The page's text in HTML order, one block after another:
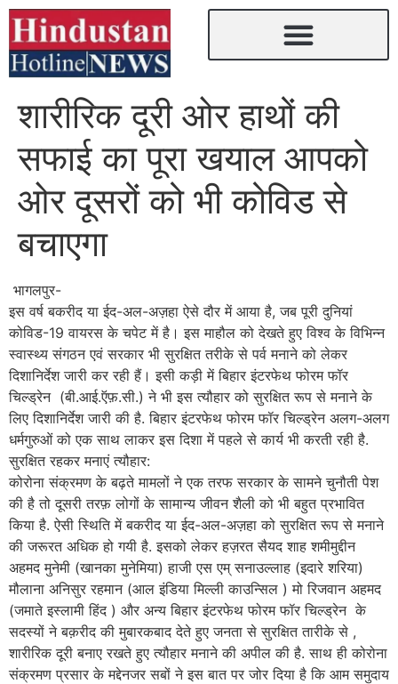
शारीरिक दूरी ओर हाथों की
सफाई का पूरा खयाल आपको
ओर दूसरों को भी कोविड से
बचाएगा
भागलपुर-
इस वर्ष बकरीद या ईद-अल-अज़हा ऐसे दौर में आया है, जब पूरी दुनियां
कोविड-19 वायरस के चपेट में है। इस माहौल को देखते हुए विश्व के विभिन्न
स्वास्थ्य संगठन एवं सरकार भी सुरक्षित तरीके से पर्व मनाने को लेकर
दिशानिर्देश जारी कर रही हैं। इसी कड़ी में बिहार इंटरफेथ फोरम फॉर
चिल्ड्रेन (बी.आई.ऍफ़.सी.) ने भी इस त्यौहार को सुरक्षित रूप से मनाने के
लिए दिशानिर्देश जारी की है. बिहार इंटरफेथ फोरम फॉर चिल्ड्रेन अलग-अलग
धर्मगुरुओं को एक साथ लाकर इस दिशा में पहले से कार्य भी करती रही है.
सुरक्षित रहकर मनाएं त्यौहार:
कोरोना संक्रमण के बढ़ते मामलों ने एक तरफ सरकार के सामने चुनौती पेश
की है तो दूसरी तरफ़ लोगों के सामान्य जीवन शैली को भी बहुत प्रभावित
किया है. ऐसी स्थिति में बकरीद या ईद-अल-अज़हा को सुरक्षित रूप से मनाने
की जरूरत अधिक हो गयी है. इसको लेकर हज़रत सैयद शाह शमीमुद्दीन
अहमद मुनेमी (खानका मुनेमिया) हाजी एस एम् सनाउल्लाह (इदारे शरिया)
मौलाना अनिसुर रहमान (आल इंडिया मिल्ली काउन्सिल ) मो रिजवान अहमद
(जमाते इस्लामी हिंद ) और अन्य बिहार इंटरफेथ फोरम फॉर चिल्ड्रेन के
सदस्यों ने बक़रीद की मुबारकबाद देते हुए जनता से सुरक्षित तारीके से ,
शारीरिक दूरी बनाए रखते हुए त्यौहार मनाने की अपील की है. साथ ही कोरोना
संक्रमण प्रसार के मद्देनजर सबों ने इस बात पर जोर दिया है कि आम समुदाय